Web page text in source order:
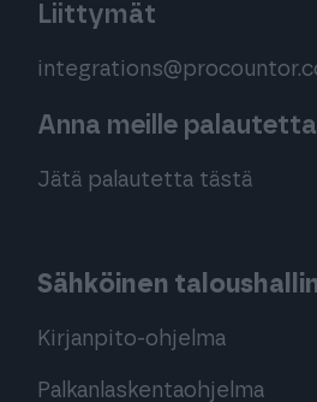
Liittymät
Anna meille palautetta
Jätä palautetta tästä
Sähköinen
Kirjanpito-ohjelma
Palkanlaskentaohjelma